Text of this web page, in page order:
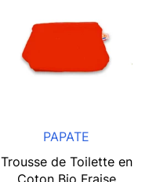
PAPATE
Trousse de Toilette en
Coton Bio Fraise